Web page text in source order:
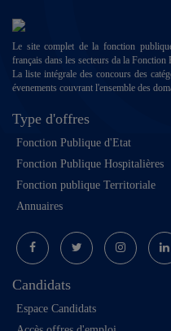
Le site complet de la fonction
français dans les secteurs da la
La liste intégrale des concours des
évenements couvrant l'ensemble des
Type d'offres
Fonction Publique d'Etat
Fonction Publique Hospitalières
Fonction publique Territoriale
Annuaires
Candidats
Espace Candidats